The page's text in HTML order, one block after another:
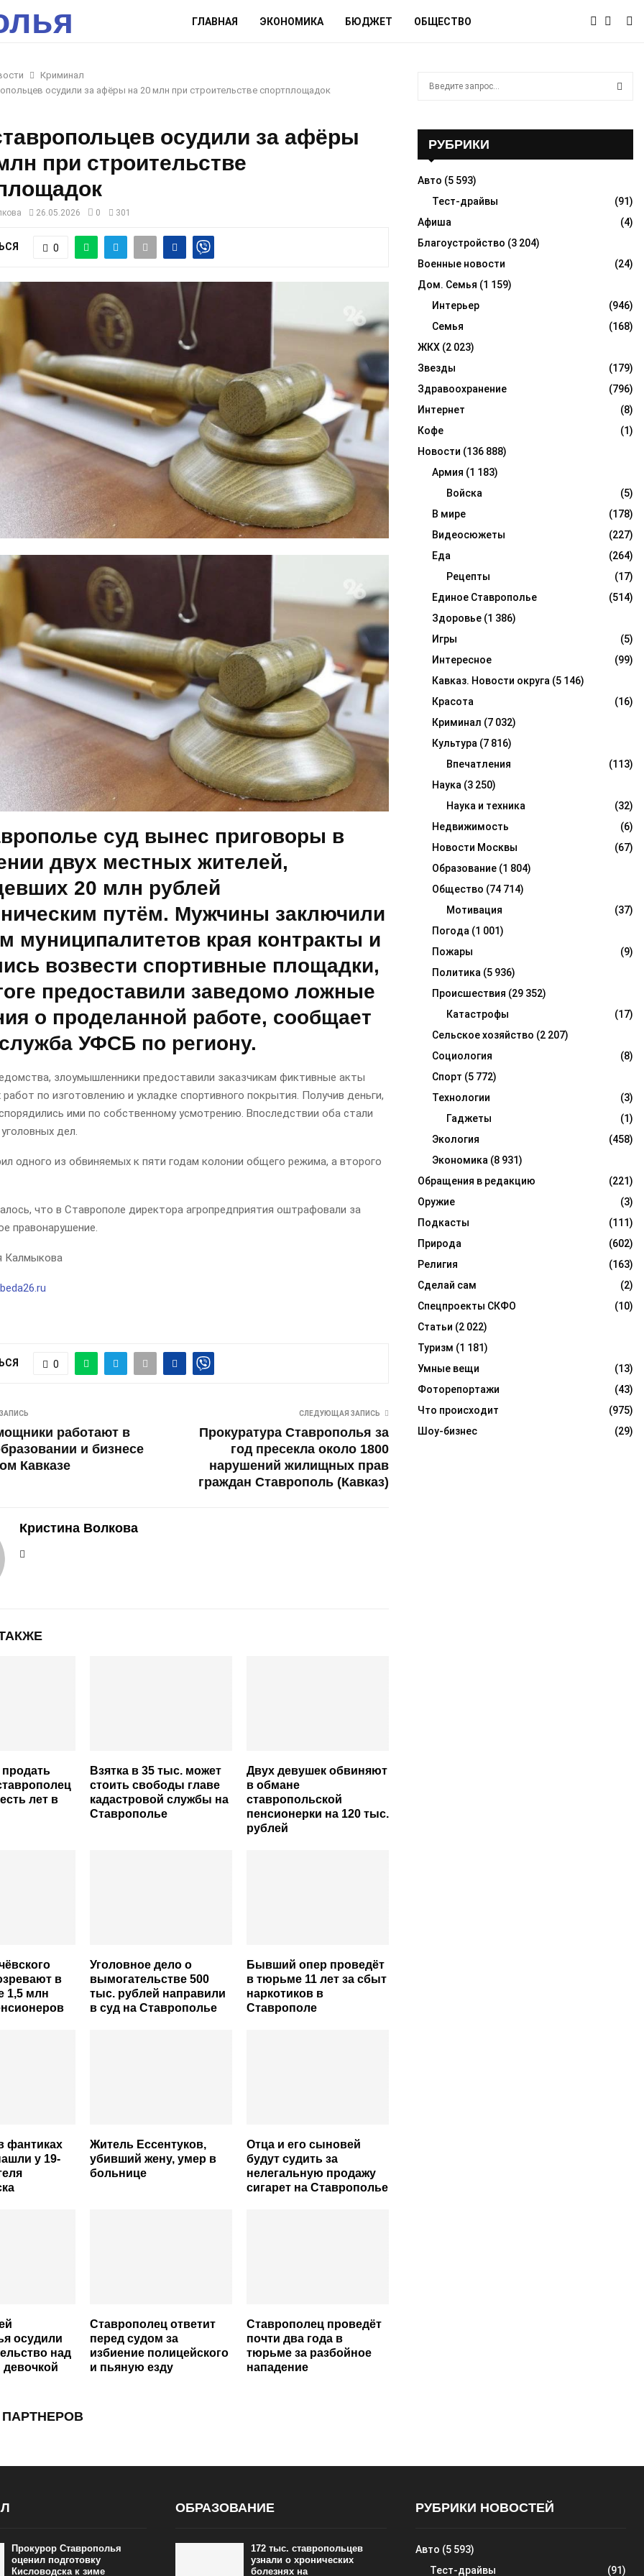
ГЛАВНАЯ ЭКОНОМИКА БЮДЖЕТ ОБЩЕСТВО
Криминал
осудили за афёры на 20 млн при строительстве спортплощадок
осудили за афёры
при строительстве
26.05.2026 0 301
0
суд вынес приговоры в
двух местных жителей,
20 млн рублей
путём. Мужчины заключили
муниципалитетов края контракты и
возвести спортивные площадки,
предоставили заведомо ложные
о проделанной работе, сообщает
УФСБ по региону.
злоумышленники предоставили заказчикам фиктивные акты
по изготовлению и укладке спортивного покрытия. Получив деньги,
ими по собственному усмотрению. Впоследствии оба стали
дел.
одного из обвиняемых к пяти годам колонии общего режима, а второго
что в Ставрополе директора агропредприятия оштрафовали за
правонарушение.
Калмыкова
0
работают в
и бизнесе
Кавказе
СЛЕДУЮЩАЯ ЗАПИСЬ
Прокуратура Ставрополья за
год пресекла около 1800
нарушений жилищных прав
граждан Ставрополь (Кавказ)
Кристина Волкова
лет в
Взятка в 35 тыс. может
стоить свободы главе
кадастровой службы на
Ставрополье
Двух девушек обвиняют
в обмане
ставропольской
пенсионерки на 120 тыс.
рублей
в
1,5 млн
Уголовное дело о
вымогательстве 500
тыс. рублей направили
в суд на Ставрополье
Бывший опер проведёт
в тюрьме 11 лет за сбыт
наркотиков в
Ставрополе
фантиках
у 19-
Житель Ессентуков,
убивший жену, умер в
больнице
Отца и его сыновей
будут судить за
нелегальную продажу
сигарет на Ставрополье
осудили
над
девочкой
Ставрополец ответит
перед судом за
избиение полицейского
и пьяную езду
Ставрополец проведёт
почти два года в
тюрьме за разбойное
нападение
o
R
C
H
РУБРИКИ
Авто (5 593)
Тест-драйвы
(91)
Афиша
(4)
Благоустройство (3 204)
Военные новости
(24)
Дом. Семья (1 159)
Интерьер
(946)
Семья
(168)
ЖКХ (2 023)
Звезды
(179)
Здравоохранение
(796)
Интернет
(8)
Кофе
(1)
Новости (136 888)
Армия (1 183)
Войска
(5)
В мире
(178)
Видеосюжеты
(227)
Еда
(264)
Рецепты
(17)
Единое Ставрополье
(514)
Здоровье (1 386)
Игры
(5)
Интересное
(99)
Кавказ. Новости округа (5 146)
Красота
(16)
Криминал (7 032)
Культура (7 816)
Впечатления
(113)
Наука (3 250)
Наука и техника
(32)
Недвижимость
(6)
Новости Москвы
(67)
Образование (1 804)
Общество (74 714)
Мотивация
(37)
Погода (1 001)
Пожары
(9)
Политика (5 936)
Происшествия (29 352)
Катастрофы
(17)
Сельское хозяйство (2 207)
Социология
(8)
Спорт (5 772)
Технологии
(3)
Гаджеты
(1)
Экология
(458)
Экономика (8 931)
Обращения в редакцию
(221)
Оружие
(3)
Подкасты
(111)
Природа
(602)
Религия
(163)
Сделай сам
(2)
Спецпроекты СКФО
(10)
Статьи (2 022)
Туризм (1 181)
Умные вещи
(13)
Фоторепортажи
(43)
Что происходит
(975)
Шоу-бизнес
(29)
Прокурор Ставрополья
оценил подготовку
Кисловодска к зиме
ОБРАЗОВАНИЕ
172 тыс. ставропольцев
узнали о хронических
болезнях на
РУБРИКИ НОВОСТЕЙ
Авто (5 593)
Тест-драйвы
(91)